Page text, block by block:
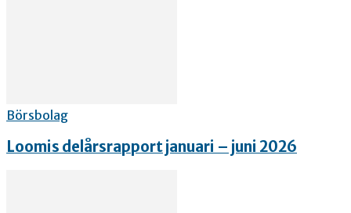
Börsbolag
Loomis delårsrapport januari – juni 2026